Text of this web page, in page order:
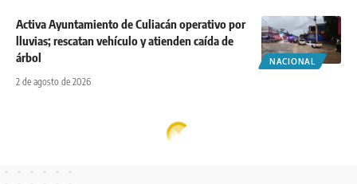
NACIONAL
Activa Ayuntamiento de Culiacán operativo por
lluvias; rescatan vehículo y atienden caída de
árbol
2 de agosto de 2026